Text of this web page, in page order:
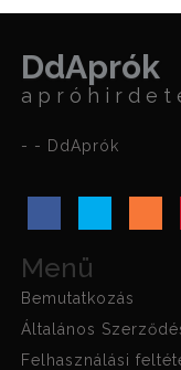
DdAprók
- - DdAprók
Menü
Bemutatkozás
Általános
Felhasználási